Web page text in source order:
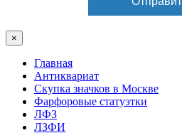
×
Главная
Антиквариат
Скупка значков в Москве
Фарфоровые статуэтки
ЛФЗ
ЛЗФИ